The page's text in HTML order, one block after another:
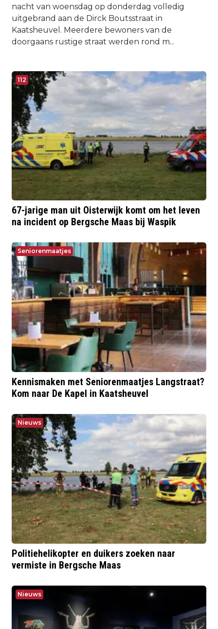
nacht van woensdag op donderdag volledig
uitgebrand aan de Dirck Boutsstraat in
Kaatsheuvel. Meerdere bewoners van de
doorgaans rustige straat werden rond m...
112
67-jarige man uit Oisterwijk komt om het leven
na incident op Bergsche Maas bij Waspik
Seniorenmaatjes
Kennismaken met Seniorenmaatjes Langstraat?
Kom naar De Kapel in Kaatsheuvel
Nieuws
Politiehelikopter en duikers zoeken naar
vermiste in Bergsche Maas
Nieuws